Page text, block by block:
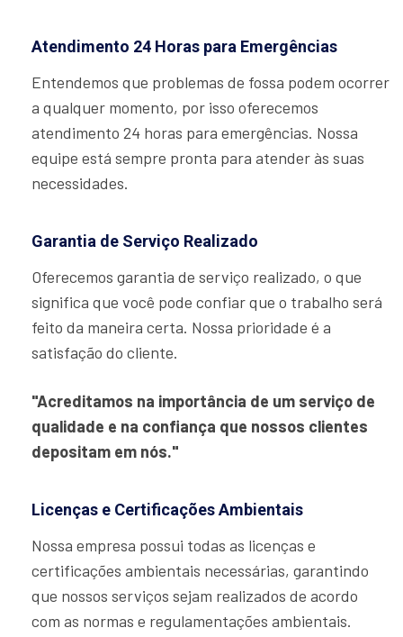
Atendimento 24 Horas para Emergências
Entendemos que problemas de fossa podem ocorrer
a qualquer momento, por isso oferecemos
atendimento 24 horas para emergências. Nossa
equipe está sempre pronta para atender às suas
necessidades.
Garantia de Serviço Realizado
Oferecemos garantia de serviço realizado, o que
significa que você pode confiar que o trabalho será
feito da maneira certa. Nossa prioridade é a
satisfação do cliente.
"Acreditamos na importância de um serviço de
qualidade e na confiança que nossos clientes
depositam em nós."
Licenças e Certificações Ambientais
Nossa empresa possui todas as licenças e
certificações ambientais necessárias, garantindo
que nossos serviços sejam realizados de acordo
com as normas e regulamentações ambientais.